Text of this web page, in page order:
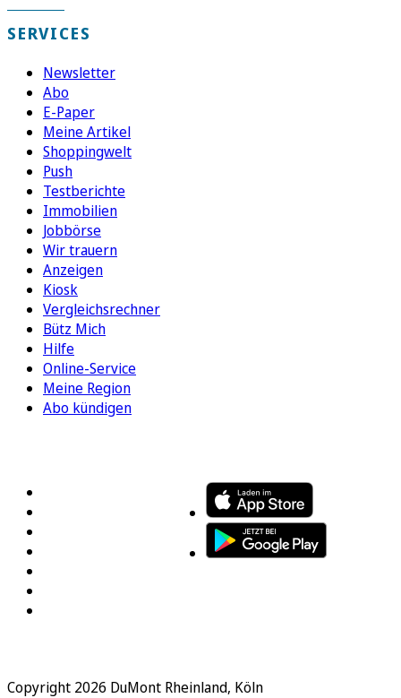
SERVICES
Newsletter
Abo
E-Paper
Meine Artikel
Shoppingwelt
Push
Testberichte
Immobilien
Jobbörse
Wir trauern
Anzeigen
Kiosk
Vergleichsrechner
Bütz Mich
Hilfe
Online-Service
Meine Region
Abo kündigen
Copyright 2026 DuMont Rheinland, Köln